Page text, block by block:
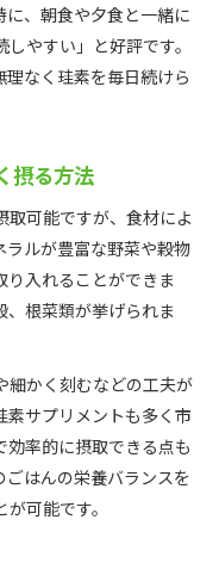
に、朝食や夕食と一緒に
やすい」と好評です。
なく珪素を毎日続けら
摂る方法
取可能ですが、食材によ
ラルが豊富な野菜や穀物
入れることができま
根菜類が挙げられま
細かく刻むなどの工夫が
サプリメントも多く市
率的に摂取できる点も
はんの栄養バランスを
可能です。